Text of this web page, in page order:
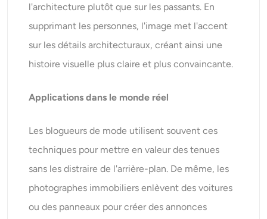
l'architecture plutôt que sur les passants. En
supprimant les personnes, l'image met l'accent
sur les détails architecturaux, créant ainsi une
histoire visuelle plus claire et plus convaincante.
Applications dans le monde réel
Les blogueurs de mode utilisent souvent ces
techniques pour mettre en valeur des tenues
sans les distraire de l'arrière-plan. De même, les
photographes immobiliers enlèvent des voitures
ou des panneaux pour créer des annonces